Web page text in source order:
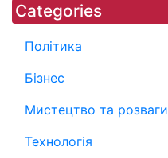
Categories
Політика
Бізнес
Мистецтво та розваги
Технологія